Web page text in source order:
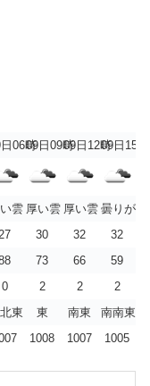
06時09日09時09日12時09日15時
雲 厚い雲 厚い雲 曇りがち
27 30 32
32
73 66
59
0 2 2
2
東 東 南東
南南東
1008 1007 1005